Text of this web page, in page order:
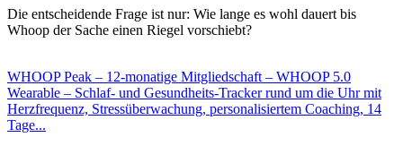
Die entscheidende Frage ist nur: Wie lange es wohl dauert bis
Whoop der Sache einen Riegel vorschiebt?
WHOOP Peak – 12-monatige Mitgliedschaft – WHOOP 5.0
Wearable – Schlaf- und Gesundheits-Tracker rund um die Uhr mit
Herzfrequenz, Stressüberwachung, personalisiertem Coaching, 14
Tage...